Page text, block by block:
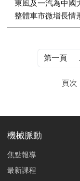
東風及一汽為中國
整體車市微增長情
亞迪、豐田及北汽
分制之優缺點及
政策參考。我國
國大陸工信部審
第一頁
頁次
機械脈動
焦點報導
最新課程